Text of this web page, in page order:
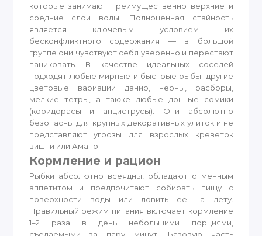
которые занимают преимущественно верхние и
средние слои воды. Полноценная стайность
является ключевым условием их
бесконфликтного содержания — в большой
группе они чувствуют себя уверенно и перестают
паниковать. В качестве идеальных соседей
подходят любые мирные и быстрые рыбы: другие
цветовые вариации данио, неоны, расборы,
мелкие тетры, а также любые донные сомики
(коридорасы и анциструсы). Они абсолютно
безопасны для крупных декоративных улиток и не
представляют угрозы для взрослых креветок
вишни или Амано.
Кормление и рацион
Рыбки абсолютно всеядны, обладают отменным
аппетитом и предпочитают собирать пищу с
поверхности воды или ловить ее на лету.
Правильный режим питания включает кормление
1–2 раза в день небольшими порциями,